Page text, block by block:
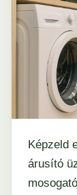
Képzeld
árusító